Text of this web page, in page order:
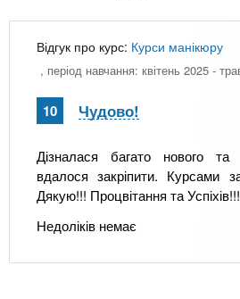
Відгук про курс: Курси манікюру
, період навчання: квітень 2025 -
Дізналася багато нового та
вдалося закріпити. Курсами
Дякую!!! Процвітання та Успіхів!!!
Недоліків немає
10 Чудово!